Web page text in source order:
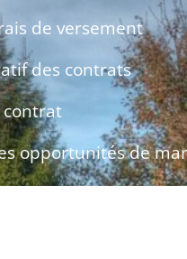
de versement
des contrats
contrat
opportunités de